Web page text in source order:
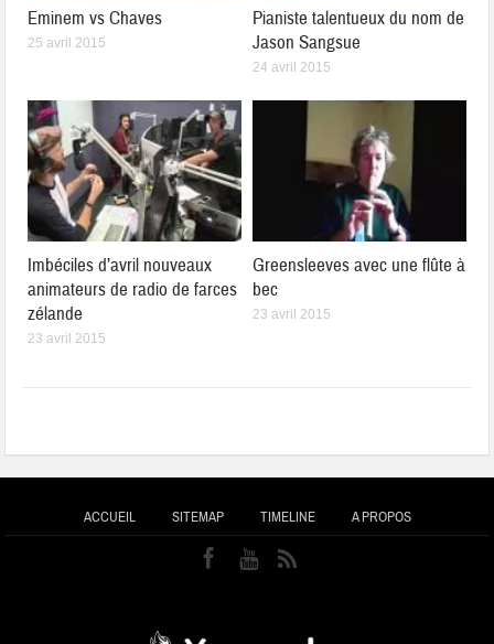
Eminem vs Chaves
25 avril 2015
Pianiste talentueux du nom de
Jason Sangsue
24 avril 2015
Imbéciles d’avril nouveaux
animateurs de radio de farces
zélande
23 avril 2015
Greensleeves avec une flûte à
bec
23 avril 2015
ACCUEIL SITEMAP TIMELINE A PROPOS